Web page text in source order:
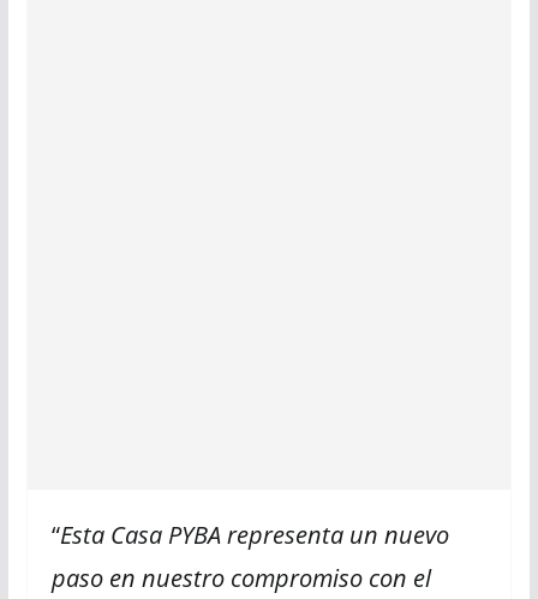
“Esta Casa PYBA representa un nuevo
paso en nuestro compromiso con el